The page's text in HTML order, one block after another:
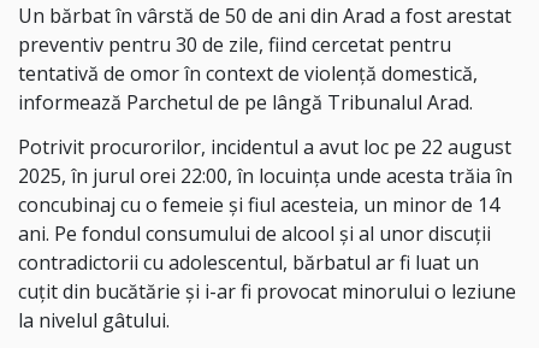
Un bărbat în vârstă de 50 de ani din Arad a fost arestat
preventiv pentru 30 de zile, fiind cercetat pentru
tentativă de omor în context de violență domestică,
informează Parchetul de pe lângă Tribunalul Arad.
Potrivit procurorilor, incidentul a avut loc pe 22 august
2025, în jurul orei 22:00, în locuința unde acesta trăia în
concubinaj cu o femeie și fiul acesteia, un minor de 14
ani. Pe fondul consumului de alcool și al unor discuții
contradictorii cu adolescentul, bărbatul ar fi luat un
cuțit din bucătărie și i-ar fi provocat minorului o leziune
la nivelul gâtului.